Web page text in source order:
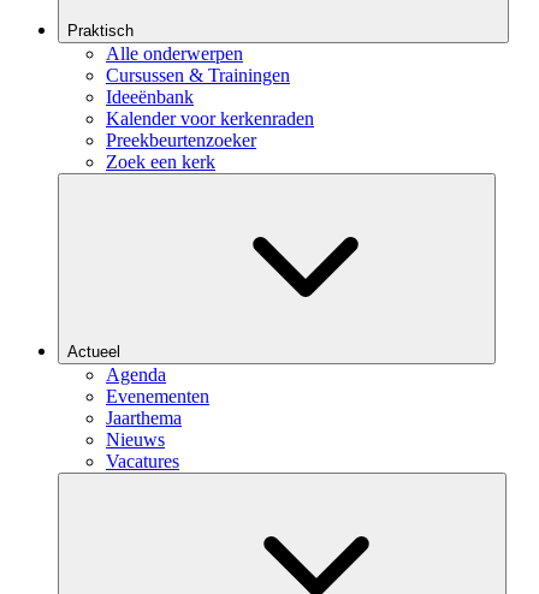
Praktisch
Alle onderwerpen
Cursussen & Trainingen
Ideeënbank
Kalender voor kerkenraden
Preekbeurtenzoeker
Zoek een kerk
Actueel
Agenda
Evenementen
Jaarthema
Nieuws
Vacatures